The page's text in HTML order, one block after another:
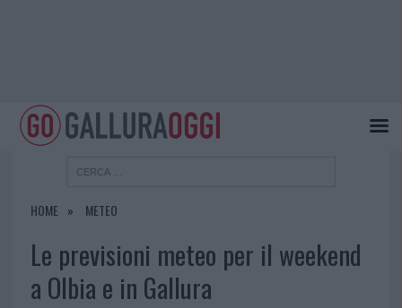
HOME METEO
Le previsioni meteo per il weekend
a Olbia e in Gallura